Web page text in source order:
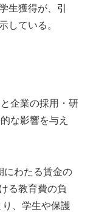
生獲得が、引
している。
企業の採用・研
な影響を与え
にわたる賃金の
る教育費の負
、学生や保護